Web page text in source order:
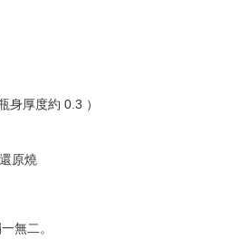
厚度約 0.3 ）
原燒
無二。